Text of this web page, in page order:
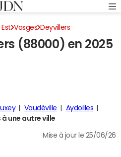
Vosges Deyvillers
(88000) en 2025
Vaudéville
Aydoilles
une autre ville
Mise à jour le 25/06/26